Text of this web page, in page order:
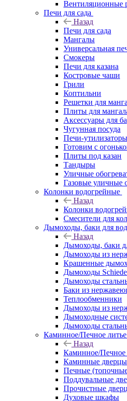
Вентиляционные
Печи для сада
Назад
Печи для сада
Мангалы
Универсальная
Смокеры
Печи для казана
Костровые чаши
Грили
Коптильни
Решетки для
Плиты для
Аксессуары для
Чугунная посуда
Печи-утилизаторы
Готовим с
Плиты под казан
Тандыры
Уличные
Газовые уличные
Колонки водогрейные
Назад
Колонки
Смесители для
Дымоходы, баки для
Назад
Дымоходы, баки
Дымоходы из
Крашенные
Дымоходы
Дымоходы
Баки из
Теплообменники
Дымоходы из
Дымоходные
Дымоходы
Каминное/Печное литье
Назад
Каминное/Печное
Каминные дверцы
Печные
Поддувальные
Прочистные
Духовые шкафы